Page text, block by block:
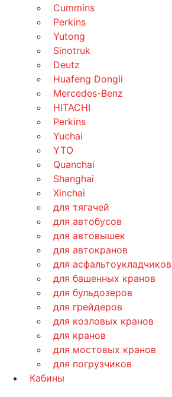
Cummins
Perkins
Yutong
Sinotruk
Deutz
Huafeng Dongli
Mercedes-Benz
HITACHI
Perkins
Yuchai
YTO
Quanchai
Shanghai
Xinchai
для тягачей
для автобусов
для автовышек
для автокранов
для асфальтоукладчиков
для башенных кранов
для бульдозеров
для грейдеров
для козловых кранов
для кранов
для мостовых кранов
для погрузчиков
Кабины